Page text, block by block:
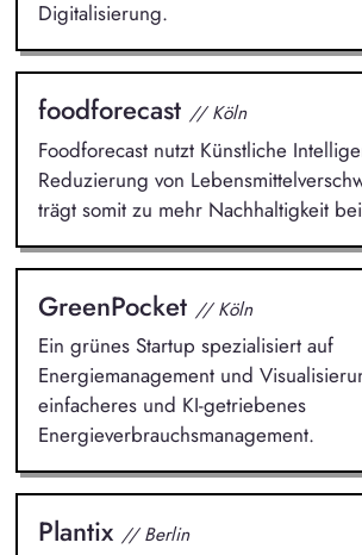
Digitalisierung.
foodforecast // Köln
Foodforecast nutzt Künstliche
Reduzierung von
trägt somit zu mehr Nachhaltigkeit
GreenPocket // Köln
Ein grünes Startup spezialisiert auf
Energiemanagement und
einfacheres und KI-getriebenes
Energieverbrauchsmanagement.
Plantix // Berlin